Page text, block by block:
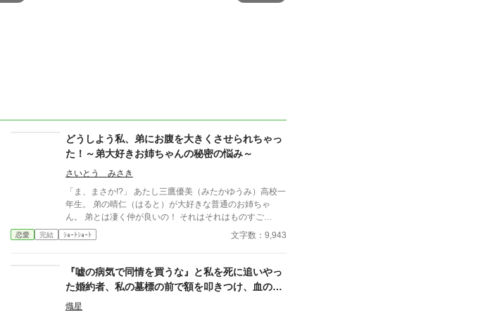
どうしよう私、弟にお腹を大きくさせられちゃっ
た！～弟大好きお姉ちゃんの秘密の悩み～
さいとう みさき
「ま、まさか!?」 あたし三鷹優美（みたかゆうみ）高校一
年生。 弟の晴仁（はると）が大好きな普通のお姉ちゃ
ん。 弟とは凄く仲が良いの！ それはそれはものすご
く‥‥‥ 「あん、晴仁いきなりそんなのお口に入らない
よぉ～♡」 そんな関係のあたしたち。 でもある日トイレ
せずスカートのファスナーを上げると‥‥‥ 「うそっ！
お腹が出て来てる!?」 お姉ちゃんの秘密の悩みです。
恋愛 完結 ｼｮｰﾄｼｮｰﾄ 文字数：9,943
『嘘の病気で同情を買うな』と私を死に追いやっ
た婚約者、私の墓標の前で額を叩きつけ、血の涙
を流して号泣する大破滅！
熾星